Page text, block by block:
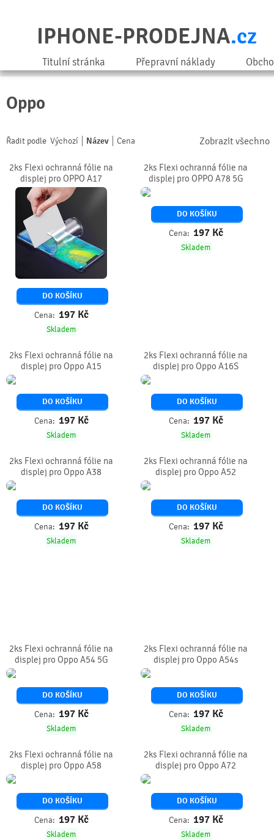
IPHONE-PRODEJNA.cz
Titulní stránka Přepravní náklady
Oppo
Řadit podle Výchozí Název Cena Zobrazit všechno
2ks Flexi ochranná fólie na
displej pro OPPO A17
DO KOŠÍKU
Cena: 197 Kč
Skladem
2ks Flexi ochranná fólie na
displej pro OPPO A78 5G
DO KOŠÍKU
Cena: 197 Kč
Skladem
2ks Flexi ochranná fólie na
displej pro Oppo A15
DO KOŠÍKU
Cena: 197 Kč
Skladem
2ks Flexi ochranná fólie na
displej pro Oppo A16S
DO KOŠÍKU
Cena: 197 Kč
Skladem
2ks Flexi ochranná fólie na
displej pro Oppo A38
DO KOŠÍKU
Cena: 197 Kč
Skladem
2ks Flexi ochranná fólie na
displej pro Oppo A52
DO KOŠÍKU
Cena: 197 Kč
Skladem
2ks Flexi ochranná fólie na
displej pro Oppo A54 5G
DO KOŠÍKU
Cena: 197 Kč
Skladem
2ks Flexi ochranná fólie na
displej pro Oppo A54s
DO KOŠÍKU
Cena: 197 Kč
Skladem
2ks Flexi ochranná fólie na
displej pro Oppo A58
DO KOŠÍKU
Cena: 197 Kč
Skladem
2ks Flexi ochranná fólie na
displej pro Oppo A72
DO KOŠÍKU
Cena: 197 Kč
Skladem